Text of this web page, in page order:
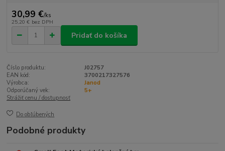
30,99 €/ks
25,20 € bez DPH
Pridať do košíka
Číslo produktu:
J02757
EAN kód:
3700217327576
Výrobca:
Janod
Odporúčaný vek:
5+
Strážiť cenu / dostupnosť
Do obľúbených
Podobné produkty